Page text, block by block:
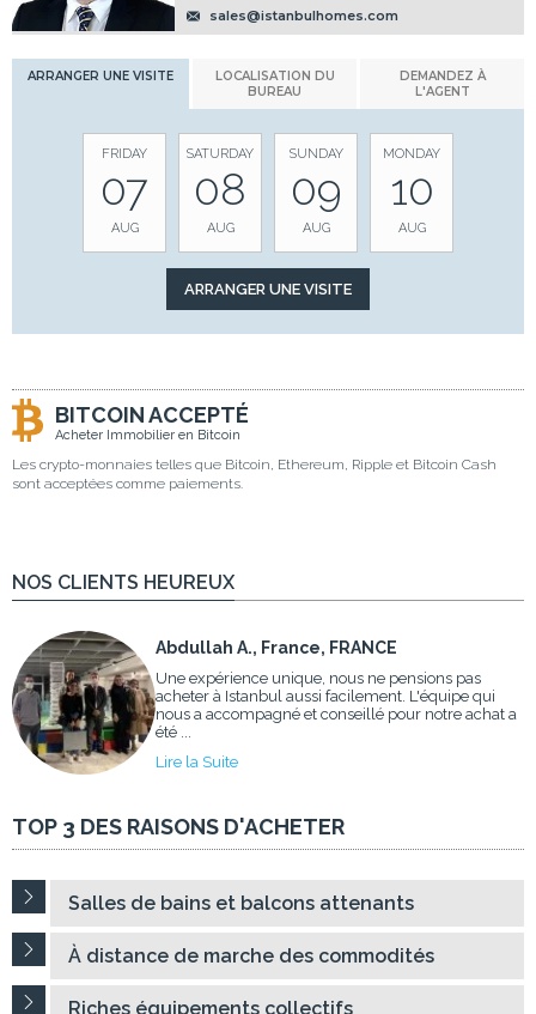
sales@istanbulhomes.com
ARRANGER UNE VISITE
LOCALISATION DU
BUREAU
DEMANDEZ À
L'AGENT
FRIDAY
07
AUG
SATURDAY
08
AUG
SUNDAY
09
AUG
MONDAY
10
AUG
BITCOIN ACCEPTÉ
Acheter Immobilier en Bitcoin
Les crypto-monnaies telles que Bitcoin, Ethereum, Ripple et Bitcoin Cash
sont acceptées comme paiements.
NOS CLIENTS HEUREUX
Abdullah A., France, FRANCE
Une expérience unique, nous ne pensions pas
acheter à Istanbul aussi facilement. L'équipe qui
nous a accompagné et conseillé pour notre achat a
été ...
Lire la Suite
TOP 3 DES RAISONS D'ACHETER
Salles de bains et balcons attenants
À distance de marche des commodités
Riches équipements collectifs